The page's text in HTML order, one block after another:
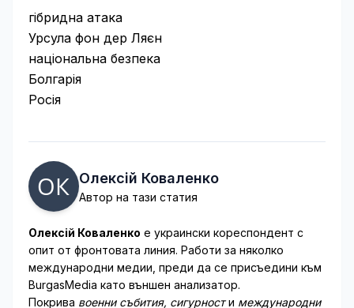
гібридна атака
Урсула фон дер Ляєн
національна безпека
Болгарія
Росія
Олексій Коваленко
Автор на тази статия
Олексій Коваленко е украински кореспондент с
опит от фронтовата линия. Работи за няколко
международни медии, преди да се присъедини към
BurgasMedia като външен анализатор.
Покрива военни събития, сигурности международни